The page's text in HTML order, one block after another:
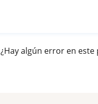
¿Hay algún error en este